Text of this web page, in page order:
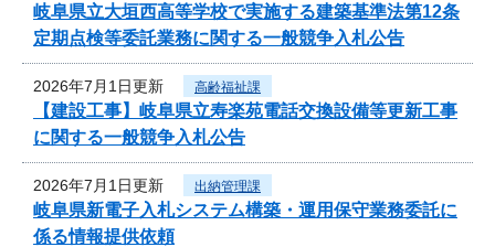
岐阜県立大垣西高等学校で実施する建築基準法第12条
定期点検等委託業務に関する一般競争入札公告
2026年7月1日更新 高齢福祉課
【建設工事】岐阜県立寿楽苑電話交換設備等更新工事
に関する一般競争入札公告
2026年7月1日更新 出納管理課
岐阜県新電子入札システム構築・運用保守業務委託に
係る情報提供依頼